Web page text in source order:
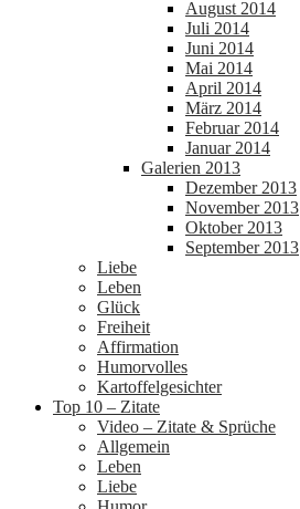
August 2014
Juli 2014
Juni 2014
Mai 2014
April 2014
März 2014
Februar 2014
Januar 2014
Galerien 2013
Dezember 2013
November 2013
Oktober 2013
September 2013
Liebe
Leben
Glück
Freiheit
Affirmation
Humorvolles
Kartoffelgesichter
Top 10 – Zitate
Video – Zitate & Sprüche
Allgemein
Leben
Liebe